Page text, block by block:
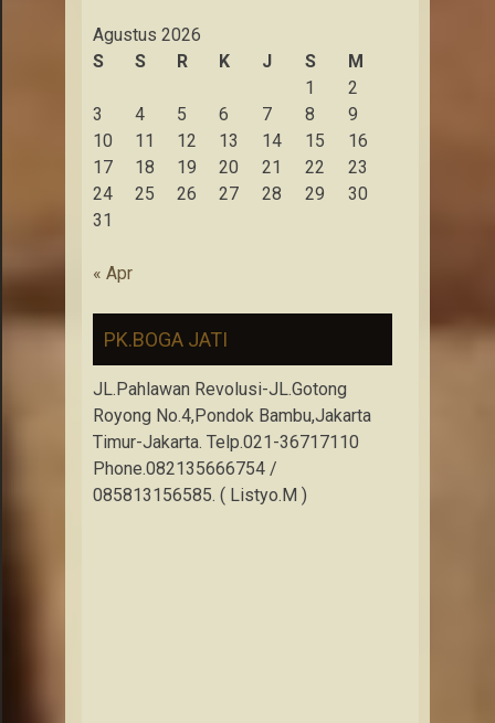
Agustus 2026
S
S R K J S
M
1
2
3
4 5 6 7 8
9
10
11 12 13 14 15
16
17
18 19 20 21 22
23
24
25 26 27 28 29
30
31
« Apr
PK.BOGA JATI
JL.Pahlawan Revolusi-JL.Gotong
Royong No.4,Pondok Bambu,Jakarta
Timur-Jakarta. Telp.021-36717110
Phone.082135666754 /
085813156585. ( Listyo.M )